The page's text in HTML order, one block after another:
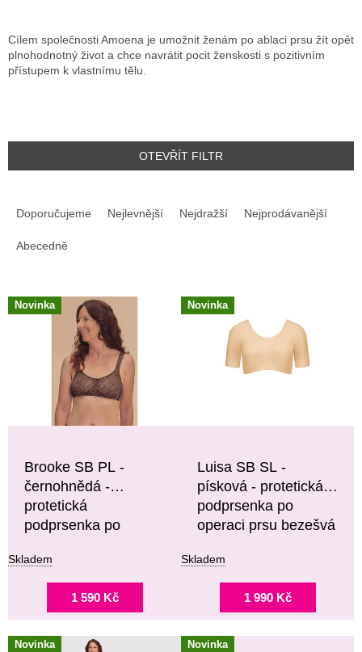
Cílem společnosti Amoena je umožnit ženám po ablaci prsu žít opět
plnohodnotný život a chce navrátit pocit ženskosti s pozitivním
přístupem k vlastnímu tělu.
OTEVŘÍT FILTR
A
E
P
R
Ů
Doporučujeme Nejlevnější Nejdražší Nejprodávanější
Abecedně
V
Ý
O
Novinka
Brooke SB PL -
černohnědá -
protetická
podprsenka po
Skladem
1 590 Kč
Novinka
Luisa SB SL -
písková - protetická
podprsenka po
operaci prsu bezešvá
Skladem
1 990 Kč
Novinka Novinka